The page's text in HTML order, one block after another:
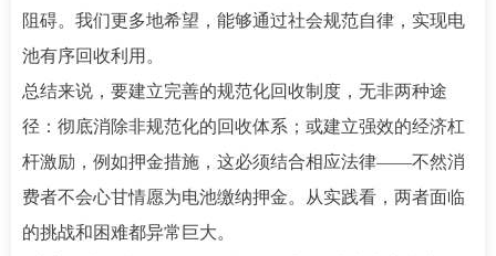
阻碍。我们更多地希望，能够通过社会规范自律，实现电
池有序回收利用。
总结来说，要建立完善的规范化回收制度，无非两种途
径：彻底消除非规范化的回收体系；或建立强效的经济杠
杆激励，例如押金措施，这必须结合相应法律——不然消
费者不会心甘情愿为电池缴纳押金。从实践看，两者面临
的挑战和困难都异常巨大。